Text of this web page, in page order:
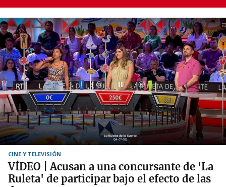
CINE Y TELEVISIÓN
VÍDEO | Acusan a una concursante de 'La
Ruleta' de participar bajo el efecto de las